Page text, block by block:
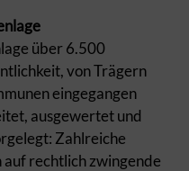
über 6.500
von Trägern
eingegangen
ausgewertet und
Zahlreiche
auf rechtlich zwingende